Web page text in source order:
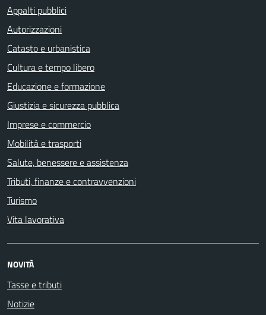
Appalti pubblici
Autorizzazioni
Catasto e urbanistica
Cultura e tempo libero
Educazione e formazione
Giustizia e sicurezza pubblica
Imprese e commercio
Mobilità e trasporti
Salute, benessere e assistenza
Tributi, finanze e contravvenzioni
Turismo
Vita lavorativa
NOVITÀ
Tasse e tributi
Notizie